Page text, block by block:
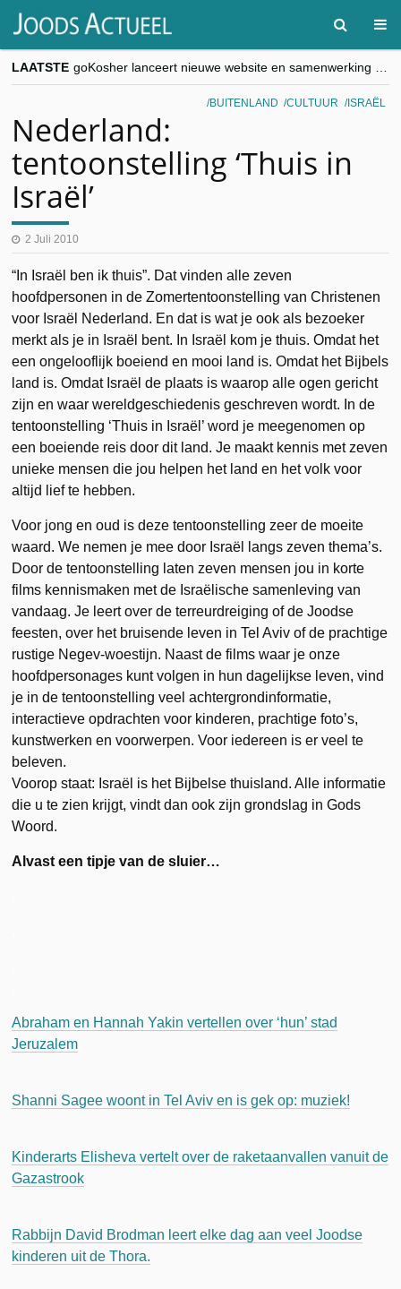
LAATSTE
Religieuze besnijdenis en toekomst van Joods leven centraal tijdens conferentie in Brussel
“Besnijdenisdebat toont hoe moeilijk seculiere Westen minderheden begrijpt”, Jinnih Beels (Vooruit)
BUITENLAND CULTUUR ISRAËL
Nederland:
tentoonstelling ‘Thuis in
Israël’
2 Juli 2010
“In Israël ben ik thuis”. Dat vinden alle zeven
hoofdpersonen in de Zomertentoonstelling van Christenen
voor Israël Nederland. En dat is wat je ook als bezoeker
merkt als je in Israël bent. In Israël kom je thuis. Omdat het
een ongelooflijk boeiend en mooi land is. Omdat het Bijbels
land is. Omdat Israël de plaats is waarop alle ogen gericht
zijn en waar wereldgeschiedenis geschreven wordt. In de
tentoonstelling ‘Thuis in Israël’ word je meegenomen op
een boeiende reis door dit land. Je maakt kennis met zeven
unieke mensen die jou helpen het land en het volk voor
altijd lief te hebben.
Voor jong en oud is deze tentoonstelling zeer de moeite
waard. We nemen je mee door Israël langs zeven thema’s.
Door de tentoonstelling laten zeven mensen jou in korte
films kennismaken met de Israëlische samenleving van
vandaag. Je leert over de terreurdreiging of de Joodse
feesten, over het bruisende leven in Tel Aviv of de prachtige
rustige Negev-woestijn. Naast de films waar je onze
hoofdpersonages kunt volgen in hun dagelijkse leven, vind
je in de tentoonstelling veel achtergrondinformatie,
interactieve opdrachten voor kinderen, prachtige foto’s,
kunstwerken en voorwerpen. Voor iedereen is er veel te
beleven.
Voorop staat: Israël is het Bijbelse thuisland. Alle informatie
die u te zien krijgt, vindt dan ook zijn grondslag in Gods
Woord.
Alvast een tipje van de sluier…
Abraham en Hannah Yakin vertellen over ‘hun’ stad
Jeruzalem
Shanni Sagee woont in Tel Aviv en is gek op: muziek!
Kinderarts Elisheva vertelt over de raketaanvallen vanuit de
Gazastrook
Rabbijn David Brodman leert elke dag aan veel Joodse
kinderen uit de Thora.